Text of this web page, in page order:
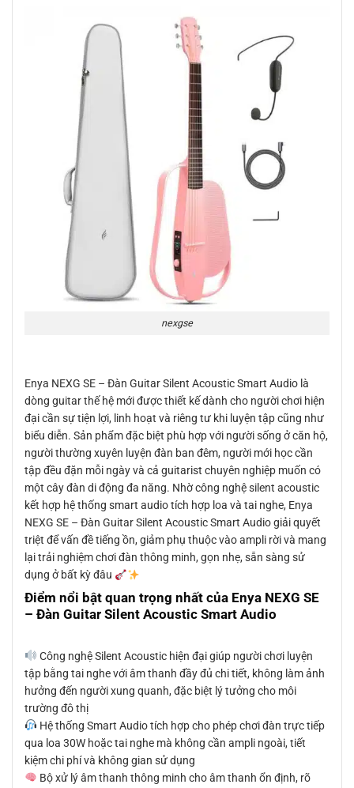
nexgse
Enya NEXG SE – Đàn Guitar Silent Acoustic Smart Audio là
dòng guitar thế hệ mới được thiết kế dành cho người chơi hiện
đại cần sự tiện lợi, linh hoạt và riêng tư khi luyện tập cũng như
biểu diễn. Sản phẩm đặc biệt phù hợp với người sống ở căn hộ,
người thường xuyên luyện đàn ban đêm, người mới học cần
tập đều đặn mỗi ngày và cả guitarist chuyên nghiệp muốn có
một cây đàn di động đa năng. Nhờ công nghệ silent acoustic
kết hợp hệ thống smart audio tích hợp loa và tai nghe, Enya
NEXG SE – Đàn Guitar Silent Acoustic Smart Audio giải quyết
triệt để vấn đề tiếng ồn, giảm phụ thuộc vào ampli rời và mang
lại trải nghiệm chơi đàn thông minh, gọn nhẹ, sẵn sàng sử
dụng ở bất kỳ đâu
Điểm nổi bật quan trọng nhất của Enya NEXG SE
– Đàn Guitar Silent Acoustic Smart Audio
Công nghệ Silent Acoustic hiện đại giúp người chơi luyện
tập bằng tai nghe với âm thanh đầy đủ chi tiết, không làm ảnh
hưởng đến người xung quanh, đặc biệt lý tưởng cho môi
trường đô thị
Hệ thống Smart Audio tích hợp cho phép chơi đàn trực tiếp
qua loa 30W hoặc tai nghe mà không cần ampli ngoài, tiết
kiệm chi phí và không gian sử dụng
Bộ xử lý âm thanh thông minh cho âm thanh ổn định, rõ